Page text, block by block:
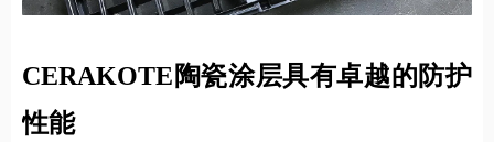
CERAKOTE陶瓷涂层具有卓越的防护
性能